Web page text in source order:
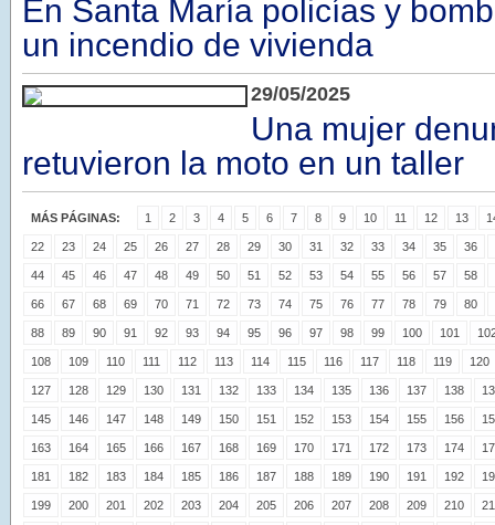
En Santa María policías y
un incendio de vivienda
29/05/2025
Una mujer
retuvieron la moto en un taller
MÁS PÁGINAS: 1 2 3 4 5 6 7 8 9 10 11 12 13
22 23 24 25 26 27 28 29 30 31 32 33 34 35 36
44 45 46 47 48 49 50 51 52 53 54 55 56 57 58
66 67 68 69 70 71 72 73 74 75 76 77 78 79 80
88 89 90 91 92 93 94 95 96 97 98 99 100 101
108 109 110 111 112 113 114 115 116 117 118 119 120
127 128 129 130 131 132 133 134 135 136 137 138
145 146 147 148 149 150 151 152 153 154 155 156
163 164 165 166 167 168 169 170 171 172 173 174
181 182 183 184 185 186 187 188 189 190 191 192
199 200 201 202 203 204 205 206 207 208 209 210